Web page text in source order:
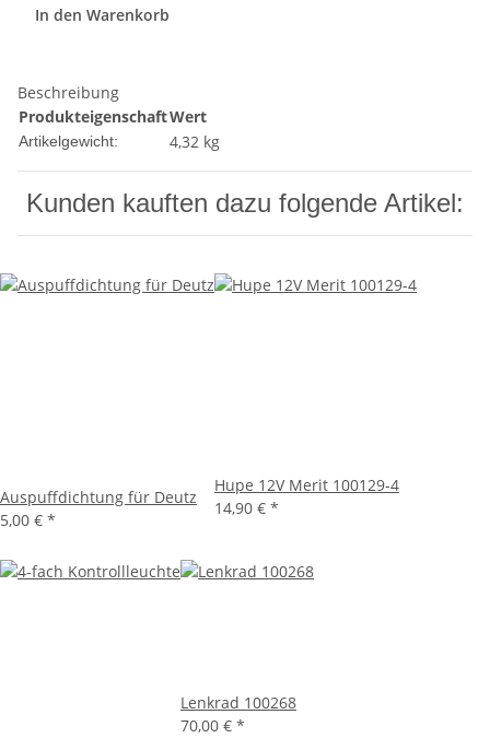
In den Warenkorb
Beschreibung
ProdukteigenschaftWert
Artikelgewicht: 4,32 kg
Kunden kauften dazu folgende Artikel:
Auspuffdichtung für Deutz
5,00 € *
Hupe 12V Merit 100129-4
14,90 € *
Lenkrad 100268
70,00 € *